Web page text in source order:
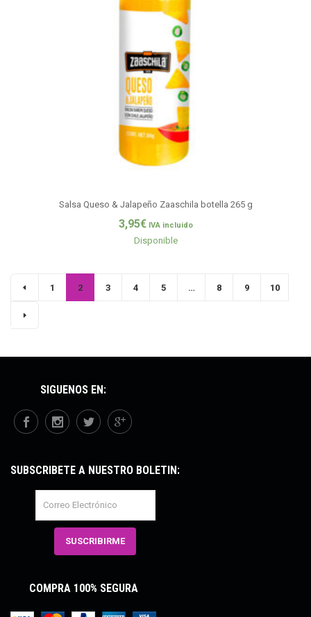
Salsa Queso & Jalapeño Zaaschila botella 265 g
3,95€ IVA incluido
Disponible
1 2 3 4 5 … 8 9 10
SÍGUENOS EN:
SUBSCRÍBETE A NUESTRO BOLETÍN:
COMPRA 100% SEGURA